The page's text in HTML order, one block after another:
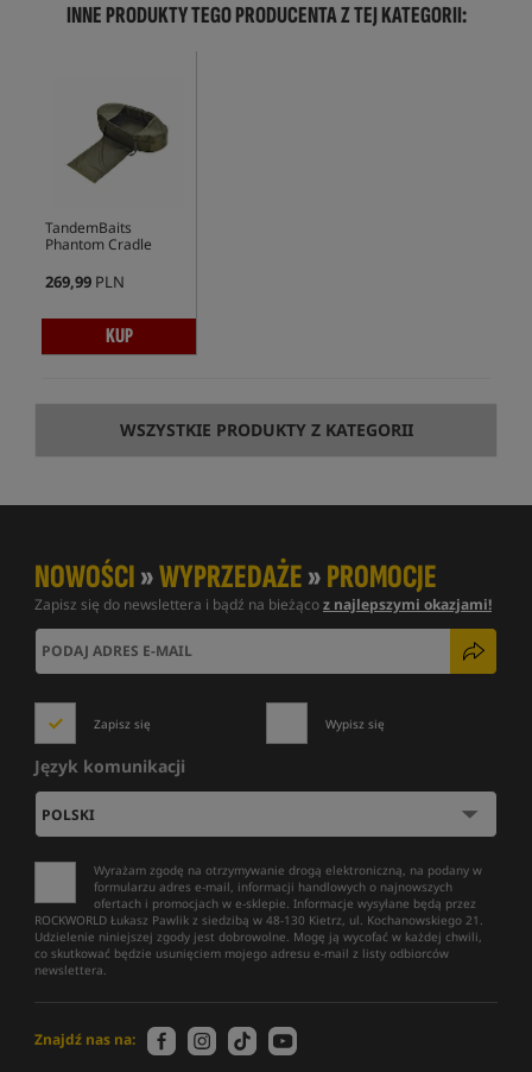
INNE PRODUKTY TEGO PRODUCENTA Z TEJ KATEGORII:
TandemBaits
Phantom Cradle
269,99 PLN
KUP
WSZYSTKIE PRODUKTY Z KATEGORII
NOWOŚCI»WYPRZEDAŻE»PROMOCJE
Zapisz się do newslettera i bądź na bieżącoz najlepszymi okazjami!
Zapisz się Wypisz się
Język komunikacji
Wyrażam zgodę na otrzymywanie drogą elektroniczną, na podany w
formularzu adres e-mail, informacji handlowych o najnowszych
ofertach i promocjach w e-sklepie. Informacje wysyłane będą przez
ROCKWORLD Łukasz Pawlik z siedzibą w 48-130 Kietrz, ul. Kochanowskiego 21.
Udzielenie niniejszej zgody jest dobrowolne. Mogę ją wycofać w każdej chwili,
co skutkować będzie usunięciem mojego adresu e-mail z listy odbiorców
newslettera.
Znajdź nas na: